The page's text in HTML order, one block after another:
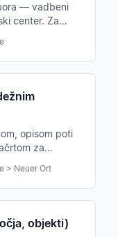
— vadbeni
center. Za
opisom poti
za
> Neuer Ort
objekti)